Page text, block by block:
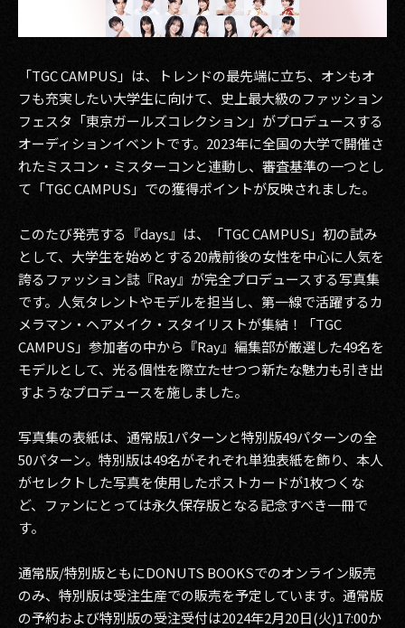
2018
2016
2015
2014
2012
2011
2010
2009
「TGC CAMPUS」は、トレンドの最先端に立ち、オンもオ
フも充実したい大学生に向けて、史上最大級のファッション
フェスタ「東京ガールズコレクション」がプロデュースする
オーディションイベントです。2023年に全国の大学で開催さ
れたミスコン・ミスターコンと連動し、審査基準の一つとし
て「TGC CAMPUS」での獲得ポイントが反映されました。
このたび発売する『days』は、「TGC CAMPUS」初の試み
として、大学生を始めとする20歳前後の女性を中心に人気を
誇るファッション誌『Ray』が完全プロデュースする写真集
です。人気タレントやモデルを担当し、第一線で活躍するカ
メラマン・ヘアメイク・スタイリストが集結！「TGC
CAMPUS」参加者の中から『Ray』編集部が厳選した49名を
モデルとして、光る個性を際立たせつつ新たな魅力も引き出
すようなプロデュースを施しました。
写真集の表紙は、通常版1パターンと特別版49パターンの全
50パターン。特別版は49名がそれぞれ単独表紙を飾り、本人
がセレクトした写真を使用したポストカードが1枚つくな
ど、ファンにとっては永久保存版となる記念すべき一冊で
す。
通常版/特別版ともにDONUTS BOOKSでのオンライン販売
のみ、特別版は受注生産での販売を予定しています。通常版
の予約および特別版の受注受付は2024年2月20日(火)17:00か